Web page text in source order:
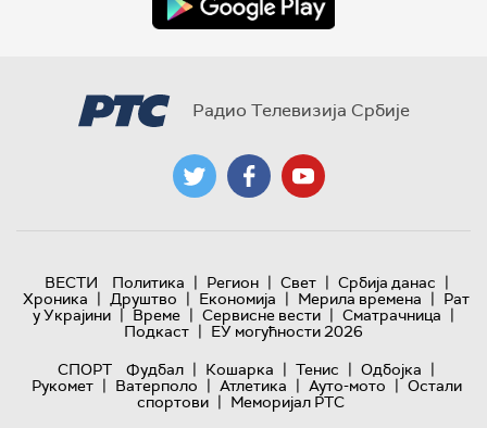
Радио Телевизија Србије
ВЕСТИ Политика | Регион | Свет | Србија данас |
Хроника | Друштво | Економија | Мерила времена | Рат
у Украјини | Време | Сервисне вести | Сматрачница |
Подкаст | ЕУ могућности 2026
СПОРТ
Фудбал | Кошарка | Тенис | Одбојка |
Рукомет | Ватерполо | Атлетика | Ауто-мото | Остали
спортови | Меморијал РТС